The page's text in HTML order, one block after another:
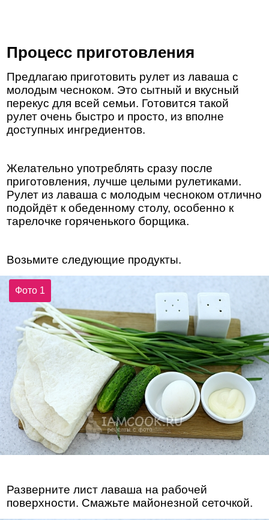
Процесс приготовления
Предлагаю приготовить рулет из лаваша с
молодым чесноком. Это сытный и вкусный
перекус для всей семьи. Готовится такой
рулет очень быстро и просто, из вполне
доступных ингредиентов.
Желательно употреблять сразу после
приготовления, лучше целыми рулетиками.
Рулет из лаваша с молодым чесноком отлично
подойдёт к обеденному столу, особенно к
тарелочке горяченького борщика.
Возьмите следующие продукты.
Фото 1
Разверните лист лаваша на рабочей
поверхности. Смажьте майонезной сеточкой.